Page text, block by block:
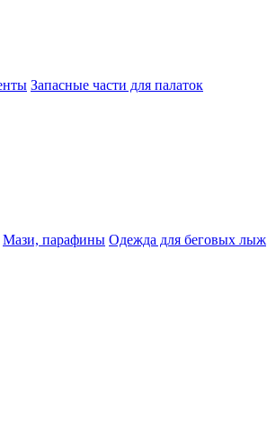
Запасные части для палаток
Мази, парафины Одежда для беговых лыж